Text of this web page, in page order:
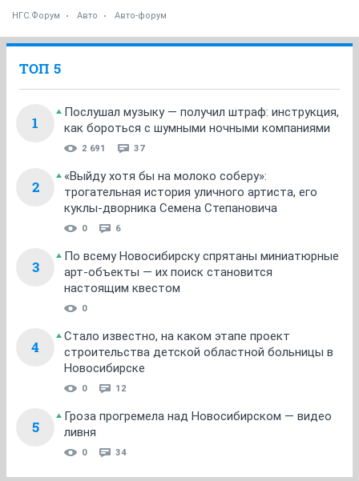
НГС.Форум Авто Авто-форум
ТОП 5
1
Послушал музыку — получил штраф: инструкция,
как бороться с шумными ночными компаниями
2 691 37
2
«Выйду хотя бы на молоко соберу»:
трогательная история уличного артиста, его
куклы-дворника Семена Степановича
0 6
3
По всему Новосибирску спрятаны миниатюрные
арт-объекты — их поиск становится
настоящим квестом
0
4
Стало известно, на каком этапе проект
строительства детской областной больницы в
Новосибирске
0 12
5
Гроза прогремела над Новосибирском — видео
ливня
0 34